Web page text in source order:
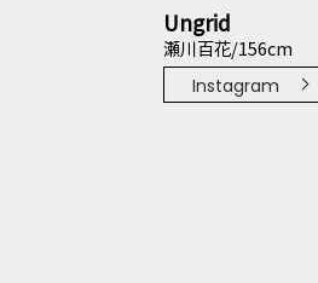
Ungrid
瀬川百花/156cm
Instagram